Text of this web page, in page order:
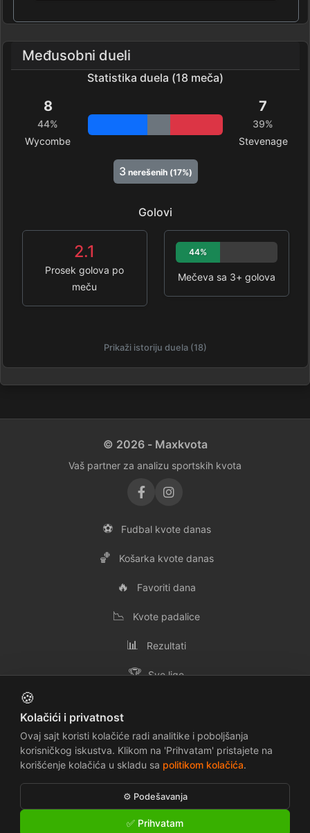
Međusobni dueli
Statistika duela (18 meča)
8
44%
Wycombe
7
39%
Stevenage
3nerešenih (17%)
Golovi
2.1
Prosek golova po
meču
44%
Mečeva sa 3+ golova
Prikaži istoriju duela (18)
© 2026 - Maxkvota
Vaš partner za analizu sportskih kvota
⚽ Fudbal kvote danas
🏀 Košarka kvote danas
🔥 Favoriti dana
📉 Kvote padalice
📊 Rezultati
🏆 Sve lige
✉️ Kontakt
📜 Uslovi korišćenja 🔒
🍪 Politika kolačića ⚠️ Odricanje odgovornosti
🍪
Kolačići i privatnost
Ovaj sajt koristi kolačiće radi analitike i poboljšanja
korisničkog iskustva. Klikom na 'Prihvatam' pristajete na
korišćenje kolačića u skladu sa politikom kolačića.
⚙️ Podešavanja
✅ Prihvatam